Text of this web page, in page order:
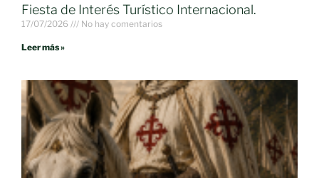
Fiesta de Interés Turístico Internacional.
17/07/2026 No hay comentarios
Leer más »